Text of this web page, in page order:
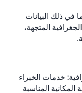
في ذلك البيانات
المتجهة،
خدمات الخبراء
المناسبة